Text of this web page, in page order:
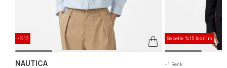
-%17
NAUTICA
Sepette %15 İndirim
+1 Renk